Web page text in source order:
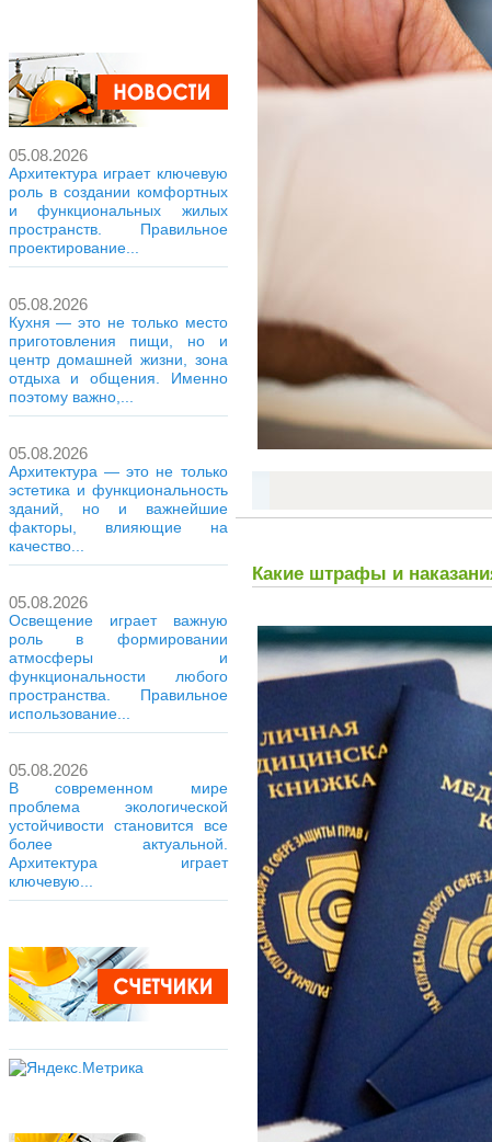
05.08.2026
Архитектура играет ключевую
роль в создании комфортных
и функциональных жилых
пространств. Правильное
проектирование...
05.08.2026
Кухня — это не только место
приготовления пищи, но и
центр домашней жизни, зона
отдыха и общения. Именно
поэтому важно,...
05.08.2026
Архитектура — это не только
эстетика и функциональность
зданий, но и важнейшие
факторы, влияющие на
качество...
05.08.2026
Освещение играет важную
роль в формировании
атмосферы и
функциональности любого
пространства. Правильное
использование...
05.08.2026
В современном мире
проблема экологической
устойчивости становится все
более актуальной.
Архитектура играет
ключевую...
Какие штрафы и